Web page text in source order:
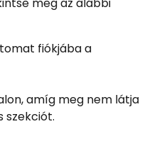
fiókjába a
amíg meg nem látja
szekciót.